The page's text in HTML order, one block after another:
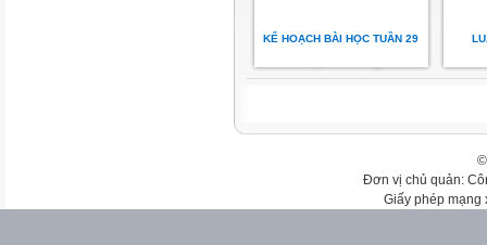
KẾ HOẠCH BÀI HỌC TUẦN 29
Đơn vị chủ quản:
Giấy phép mạng